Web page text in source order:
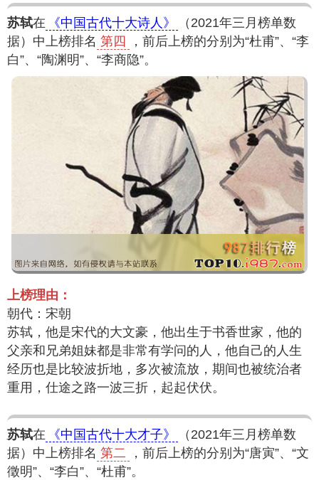
苏轼在 《中国古代十大诗人》
（2021年三月榜单数
据）中上榜排名 第四
，前后上榜的分别为“杜甫”、“李
白”、“陶渊明”、“李商隐”。
上榜理由：
朝代：宋朝
苏轼，他是宋代的大文豪，他出生于书香世家，他的
父亲和兄弟姐妹都是非常有学问的人，他自己的人生
经历也是比较波折地，多次被流放，期间也被统治者
重用，仕途之路一波三折，起起伏伏。
苏轼在 《中国古代十大才子》
（2021年三月榜单数
据）中上榜排名 第二
，前后上榜的分别为“唐寅”、“文
徵明”、“李白”、“杜甫”。